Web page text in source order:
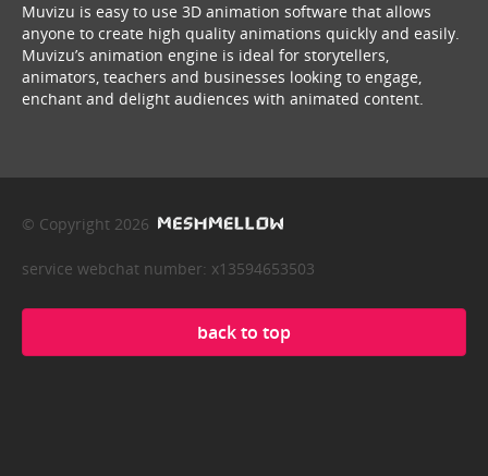
Muvizu is easy to use 3D animation software that allows
anyone to create high quality animations quickly and easily.
Muvizu’s animation engine is ideal for storytellers,
animators, teachers and businesses looking to engage,
enchant and delight audiences with animated content.
© Copyright 2026
service webchat number: x13594653503
back to top